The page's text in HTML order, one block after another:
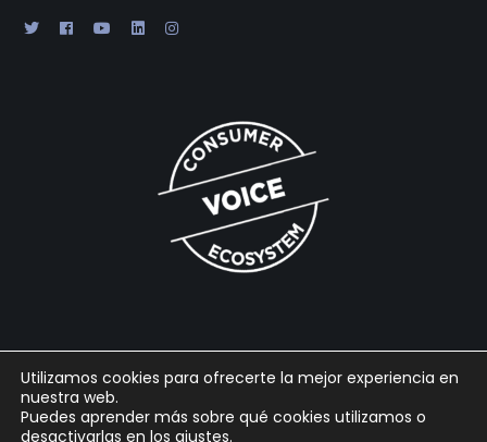
2025 © Gabaon Conseil SL |Legal|Cookies|Privacidad
Utilizamos cookies para ofrecerte la mejor experiencia en
nuestra web.
Puedes aprender más sobre qué cookies utilizamos o
desactivarlas en los ajustes.